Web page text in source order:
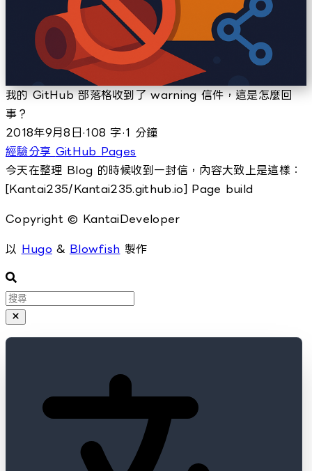
我的 GitHub 部落格收到了 warning 信件，這是怎麼回
事？
2018年9月8日·108 字·1 分鐘
經驗分享GitHub Pages
今天在整理 Blog 的時候收到一封信，內容大致上是這樣：
[Kantai235/Kantai235.github.io] Page build
Copyright © KantaiDeveloper
以Hugo&Blowfish製作